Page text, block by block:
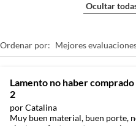
Ocultar
Ordenar por: Mejores
Lamento no haber comprado
2
por Catalina
Muy buen material, buen porte,